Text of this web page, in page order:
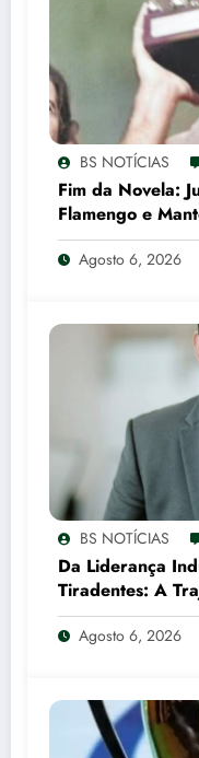
BS NOTÍCIAS
Fim da Novela:
Flamengo e
com o São Paulo
Agosto 6, 2026
BS NOTÍCIAS
Da Liderança
Tiradentes: A
e o Xadrez do
Agosto 6, 2026